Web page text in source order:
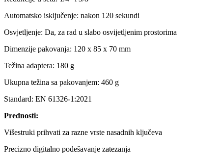
Automatsko isključenje: nakon 120 sekundi
Osvjetljenje: Da, za rad u slabo osvijetljenim prostorima
Dimenzije pakovanja: 120 x 85 x 70 mm
Težina adaptera: 180 g
Ukupna težina sa pakovanjem: 460 g
Standard: EN 61326-1:2021
Prednosti:
Višestruki prihvati za razne vrste nasadnih ključeva
Precizno digitalno podešavanje zatezanja